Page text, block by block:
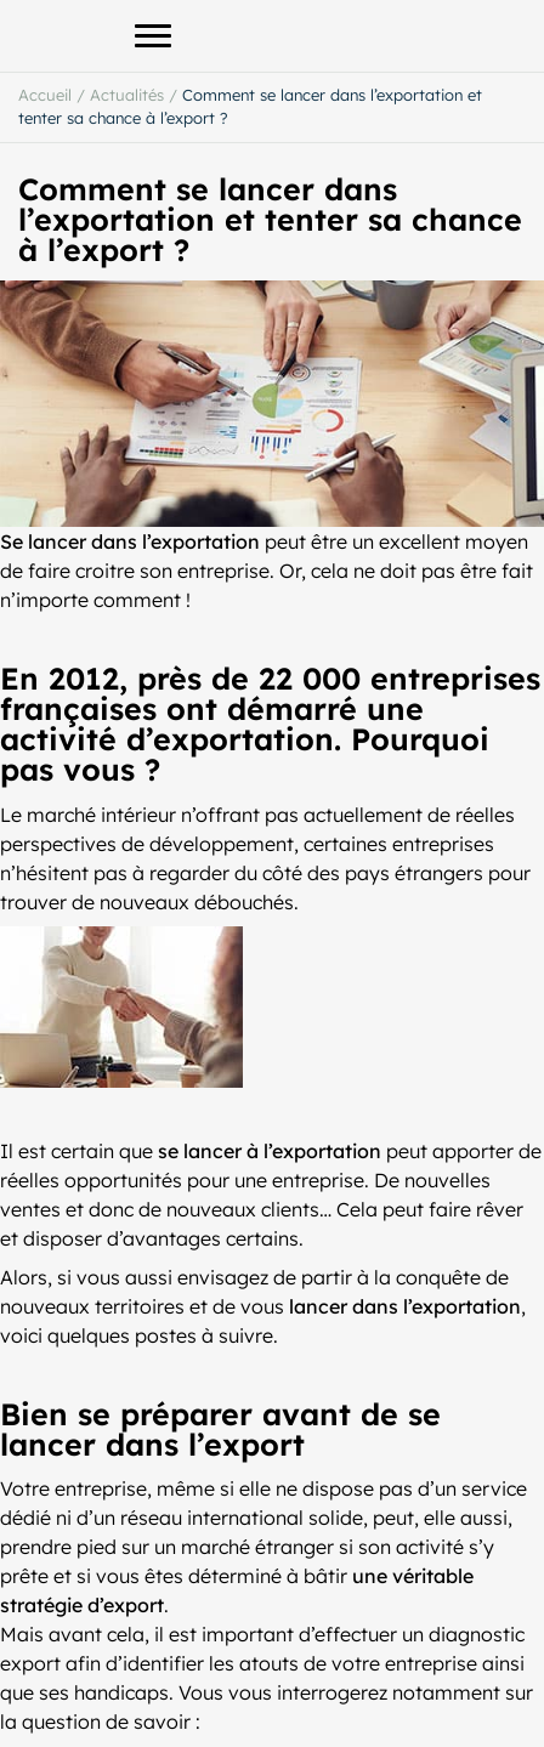
Afficher le menu principal
Accueil / Actualités / Comment se lancer dans l’exportation et
tenter sa chance à l’export ?
Comment se lancer dans
l’exportation et tenter sa chance
à l’export ?
Se lancer dans l’exportation peut être un excellent moyen
de faire croitre son entreprise. Or, cela ne doit pas être fait
n’importe comment !
En 2012, près de 22 000 entreprises
françaises ont démarré une
activité d’exportation. Pourquoi
pas vous ?
Le marché intérieur n’offrant pas actuellement de réelles
perspectives de développement, certaines entreprises
n’hésitent pas à regarder du côté des pays étrangers pour
trouver de nouveaux débouchés.
Il est certain que se lancer à l’exportation peut apporter de
réelles opportunités pour une entreprise. De nouvelles
ventes et donc de nouveaux clients… Cela peut faire rêver
et disposer d’avantages certains.
Alors, si vous aussi envisagez de partir à la conquête de
nouveaux territoires et de vous lancer dans l’exportation,
voici quelques postes à suivre.
Bien se préparer avant de se
lancer dans l’export
Votre entreprise, même si elle ne dispose pas d’un service
dédié ni d’un réseau international solide, peut, elle aussi,
prendre pied sur un marché étranger si son activité s’y
prête et si vous êtes déterminé à bâtir une véritable
stratégie d’export.
Mais avant cela, il est important d’effectuer un diagnostic
export afin d’identifier les atouts de votre entreprise ainsi
que ses handicaps. Vous vous interrogerez notamment sur
la question de savoir :